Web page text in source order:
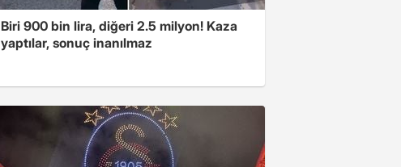
Biri 900 bin lira, diğeri 2.5 milyon! Kaza
yaptılar, sonuç inanılmaz